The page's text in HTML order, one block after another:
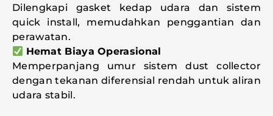
Dilengkapi gasket kedap udara dan sistem
quick install, memudahkan penggantian dan
perawatan.
Hemat Biaya Operasional
Memperpanjang umur sistem dust collector
dengan tekanan diferensial rendah untuk aliran
udara stabil.